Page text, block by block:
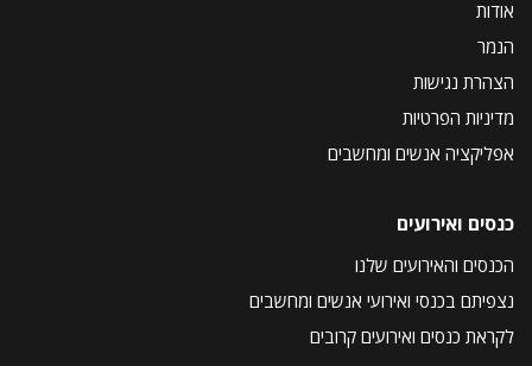
אודות
הנמר
הצהרת נגישות
מדיניות הפרטיות
אפליקציה אנשים ומחשבים
כנסים ואירועים
הכנסים והאירועים שלנו
נצפיתם בכנסי ואירועי אנשים ומחשבים
לקראת כנסים ואירועים קרובים